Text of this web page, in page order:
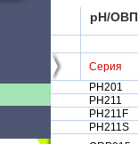
рН/
Серия
PH201
PH211
PH211F
PH211S